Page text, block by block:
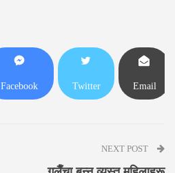
Facebook Twitter Email
NEXT POST